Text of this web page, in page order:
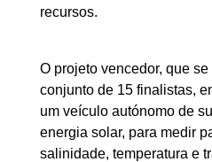
recursos.
O projeto vencedor, que
conjunto de 15 finalistas,
um veículo autónomo de
energia solar, para medir
salinidade, temperatura e